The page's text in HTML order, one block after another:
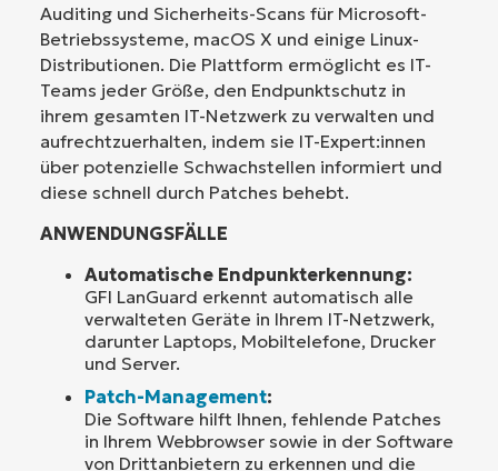
Auditing und Sicherheits-Scans für Microsoft-
Betriebssysteme, macOS X und einige Linux-
Distributionen. Die Plattform ermöglicht es IT-
Teams jeder Größe, den Endpunktschutz in
ihrem gesamten IT-Netzwerk zu verwalten und
aufrechtzuerhalten, indem sie IT-Expert:innen
über potenzielle Schwachstellen informiert und
diese schnell durch Patches behebt.
ANWENDUNGSFÄLLE
Automatische Endpunkterkennung:
GFI LanGuard erkennt automatisch alle
verwalteten Geräte in Ihrem IT-Netzwerk,
darunter Laptops, Mobiltelefone, Drucker
und Server.
Patch-Management:
Die Software hilft Ihnen, fehlende Patches
in Ihrem Webbrowser sowie in der Software
von Drittanbietern zu erkennen und die